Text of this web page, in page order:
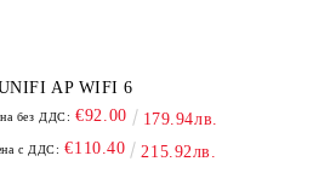
UNIFI AP WIFI 6
без ДДС: €92.00 179.94лв.
с ДДС: €110.40 215.92лв.